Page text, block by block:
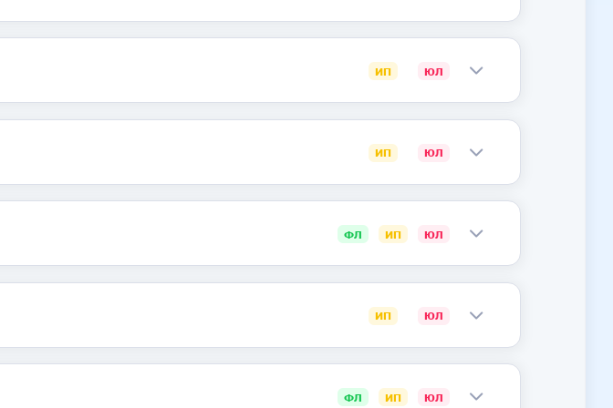
ИП ЮЛ
ИП ЮЛ
ФЛ ИП ЮЛ
ИП ЮЛ
ФЛ ИП ЮЛ